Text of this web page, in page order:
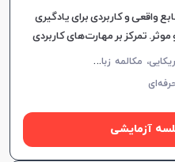
واقعی و کاربردی برای یادگیری
تمرکز بر مهارت‌های کاربردی
ز
بان انگلیسی آمریکایی، مکالمه زبان انگلیسی، زبان انگلیسی عمومی، گرامر زبان انگلیسی
آزمایشی